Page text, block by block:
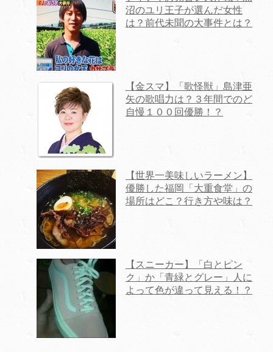
沼のユリ王子が選んだ女性
は？前代未聞の大事件とは？
【金スマ】「歌怪獣」島津亜
矢の歌唱力は？３年間でのど
自慢１００回優勝！？
【世界一美味しいラーメン】
優勝した福岡「大重食堂」の
場所はどこ？行き方や味は？
【スニーカー】「白とピン
ク」か「青緑とグレー」人に
よって色が違って見える！？